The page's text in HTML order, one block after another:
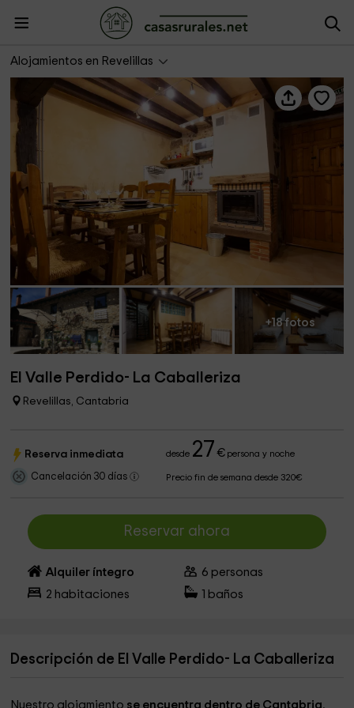
Alojamientos en Revelillas
El Valle Perdido- La Caballeriza
+18 fotos
El Valle Perdido- La Caballeriza
Revelillas, Cantabria
Reserva inmediata desde 27 €persona y noche
Cancelación 30 días Precio fin de semana desde 320€
Reservar ahora
Alquiler íntegro 6 personas
2 habitaciones baños
Descripción de El Valle Perdido- La Caballeriza
Nuestro alojamiento se encuentra dentro de Cantabria,